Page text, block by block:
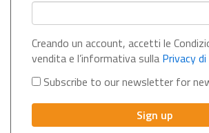
Creando un account, accetti le
vendita e l’informativa sulla Privacy
Subscribe to our newsletter for